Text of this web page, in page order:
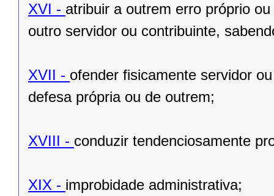
XVI - atribuir a outrem erro próprio
outro servidor ou contribuinte,
XVII - ofender fisicamente servidor
defesa própria ou de outrem;
XVIII - conduzir tendenciosamente
XIX - improbidade administrativa;